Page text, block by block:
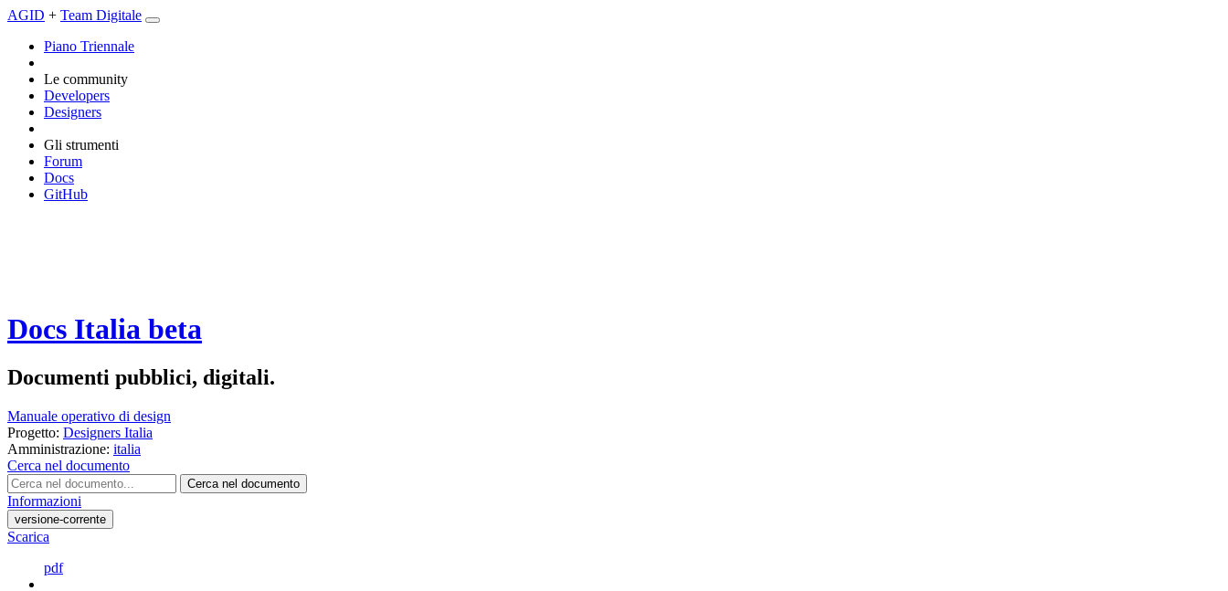
AGID + Team Digitale
Piano Triennale
Le community
Developers
Designers
Gli strumenti
Forum
Docs
GitHub
Docs Italia beta
Documenti pubblici, digitali.
Manuale operativo di design
Progetto: Designers Italia
Amministrazione: italia
Cerca nel documento
Cerca nel documento
Informazioni
versione-corrente
Scarica
pdf